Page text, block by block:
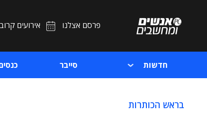
פרסם אצלנו אירועים
חדשות סייבר
בראש הכותרות